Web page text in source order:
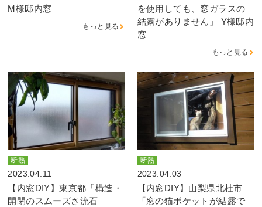
M様邸内窓
もっと見る
を使用しても、窓ガラスの
結露がありません」 Y様邸内
窓
もっと見る
断熱
2023.04.11
【内窓DIY】東京都「構造・
開閉のスムーズさ流石
断熱
2023.04.03
【内窓DIY】山梨県北杜市
「窓の猫ポケットが結露で